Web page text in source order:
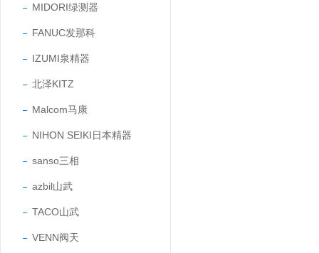
MIDORI绿测器
FANUC发那科
IZUMI泉精器
北泽KITZ
Malcom马康
NIHON SEIKI日本精器
sanso三相
azbil山武
TACO山武
VENN阀天